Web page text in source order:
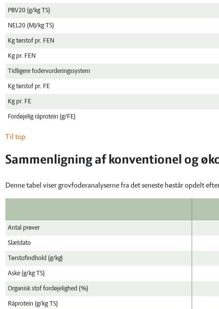
PBV20 (g/kg TS)
NEL20 (MJ/kg TS)
Kg tørstof pr. FEN
Kg pr. FEN
Tidligere fodervurderingssystem
Kg tørstof pr. FE
Kg pr. FE
Fordøjelig råprotein (g/FE)
Til top
Sammenligning af konventionel og
Denne tabel viser grovfoderanalyserne fra det seneste høstår opdelt
Antal prøver
Slætdato
Tørstofindhold (g/kg)
Aske (g/kg TS)
Organisk stof fordøjelighed (%)
Råprotein (g/kg TS)